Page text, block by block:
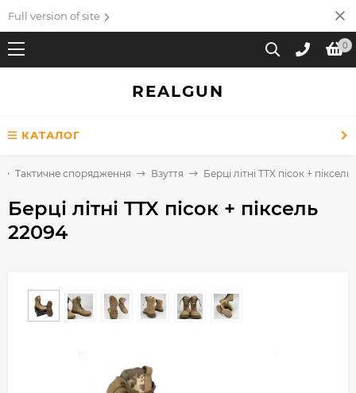
Full version of site
0
REALGUN
КАТАЛОГ
Тактичне спорядження Взуття Берці літні TTX пісок +
Берці літні TTX пісок + піксель
22094